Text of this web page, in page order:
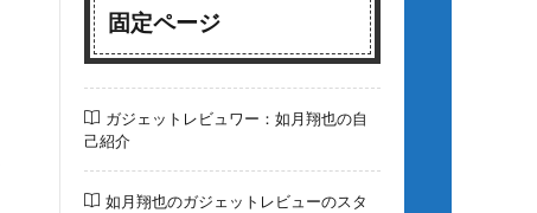
固定ページ
ガジェットレビュワー：如月翔也の自
己紹介
如月翔也のガジェットレビューのスタ